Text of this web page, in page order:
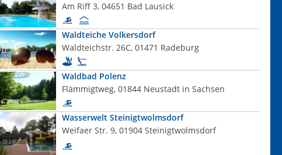
Am Riff 3, 04651 Bad Lausick
Waldteiche Volkersdorf
Waldteichstr. 26C, 01471 Radeburg
Waldbad Polenz
Flämmigtweg, 01844 Neustadt in Sachsen
Wasserwelt Steinigtwolmsdorf
Weifaer Str. 9, 01904 Steinigtwolmsdorf